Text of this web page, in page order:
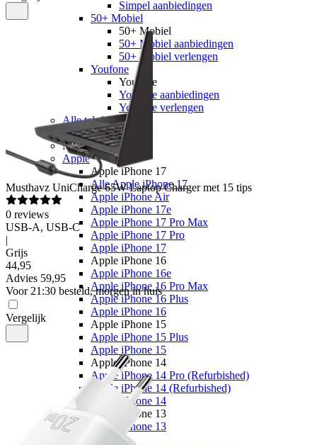
Simpel aanbiedingen
50+ Mobiel
50+ Mobiel
50+ Mobiel aanbiedingen
50+ Mobiel verlengen
Youfone
Youfone
Youfone aanbiedingen
Youfone verlengen
Alle telefoons
Alle aanbiedingen
Merken
Apple
Apple iPhone 17
Alle Apple iPhone 17
Apple iPhone Air
Apple iPhone 17e
Apple iPhone 17 Pro Max
Apple iPhone 17 Pro
Apple iPhone 17
Apple iPhone 16
Apple iPhone 16e
Apple iPhone 16 Pro Max
Apple iPhone 16 Plus
Apple iPhone 16
Apple iPhone 15
Apple iPhone 15 Plus
Apple iPhone 15
Apple iPhone 14
Apple iPhone 14 Pro (Refurbished)
Apple iPhone 14 (Refurbished)
Apple iPhone 14
Apple iPhone 13
Apple iPhone 13
Musthavz UniCharge 65W Laptop Charger met 15 tips
0 reviews
USB-A, USB-C
|
Grijs
44,95
Advies 59,95
Voor 21:30 besteld, morgen in huis
Vergelijk